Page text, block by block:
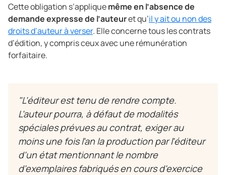
Cette obligation s’appliquemême en l’absence de
demande expresse de l’auteuret qu’il y ait ou non des
droits d’auteur à verser. Elle concerne tous les contrats
d’édition, y compris ceux avec une rémunération
forfaitaire.
"L'éditeur est tenu de rendre compte.
L'auteur pourra, à défaut de modalités
spéciales prévues au contrat, exiger au
moins une fois l'an la production par l'éditeur
d'un état mentionnant le nombre
d'exemplaires fabriqués en cours d'exercice